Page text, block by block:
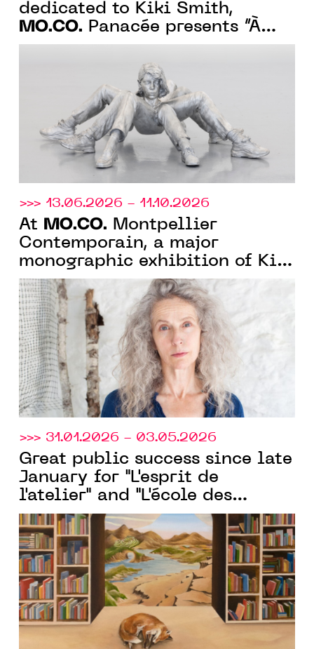
dedicated to Kiki Smith,
MO.CO. Panacée presents “À
fleur de peau”, a collection
exhibition on monstrosity
>>> 13.06.2026 - 11.10.2026
At MO.CO. Montpellier
Contemporain, a major
monographic exhibition of Kiki
Smith celebrating 40 years of
artistic practice
>>> 31.01.2026 - 03.05.2026
Great public success since late
January for "L'esprit de
l'atelier" and "L'école des
beaux-arts de Montpellier," the
two exhibitions organized by
MO.CO.